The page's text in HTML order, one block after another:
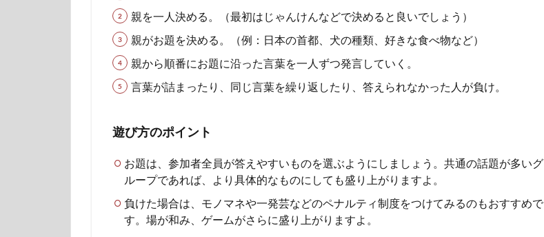
親を一人決める。（最初はじゃんけんなどで決めると良いでしょう）
親がお題を決める。（例：日本の首都、犬の種類、好きな食べ物など）
親から順番にお題に沿った言葉を一人ずつ発言していく。
言葉が詰まったり、同じ言葉を繰り返したり、答えられなかった人が負け。
遊び方のポイント
お題は、参加者全員が答えやすいものを選ぶようにしましょう。共通の話題が多いグ
ループであれば、より具体的なものにしても盛り上がりますよ。
負けた場合は、モノマネや一発芸などのペナルティ制度をつけてみるのもおすすめで
す。場が和み、ゲームがさらに盛り上がりますよ。